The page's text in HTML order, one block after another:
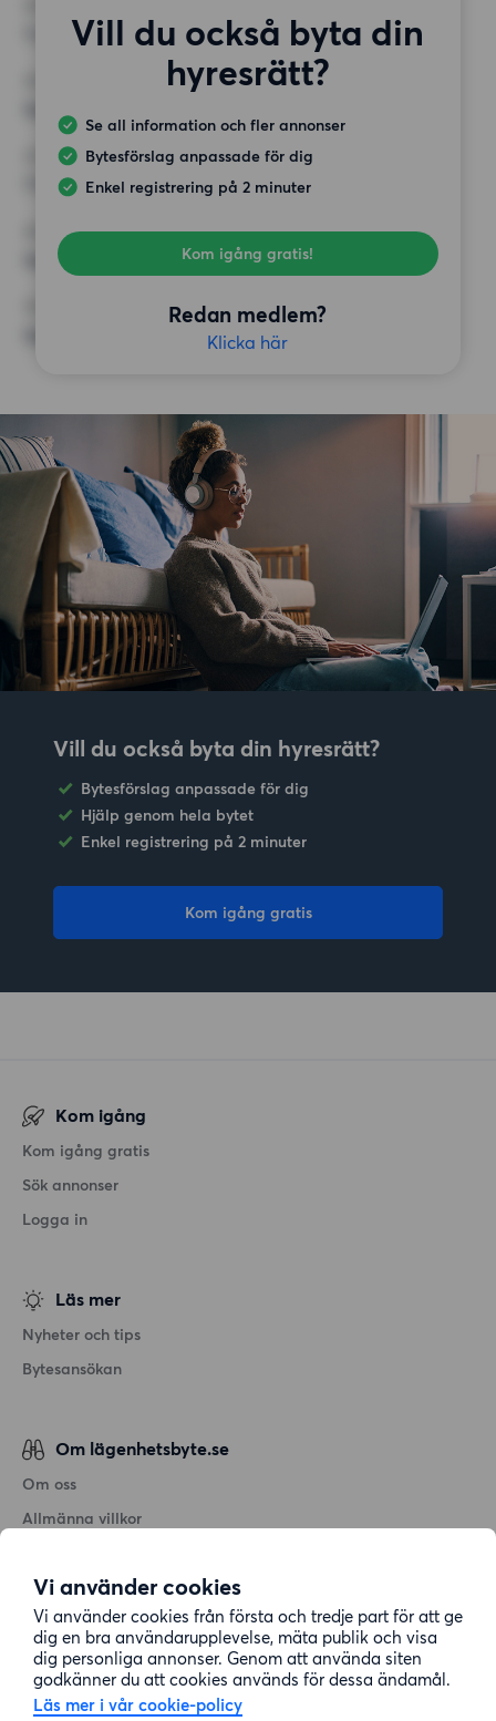
Vi använder cookies
Vi använder cookies från första och tredje part för att ge
dig en bra användarupplevelse, mäta publik och visa
dig personliga annonser. Genom att använda siten
godkänner du att cookies används för dessa ändamål.
Läs mer i vår cookie-policy
Vill du också byta din
hyresrätt?
Se all information och fler annonser
Bytesförslag anpassade för dig
Enkel registrering på 2 minuter
Kom igång gratis!
Redan medlem?
Klicka här
MINST ANTAL KVADRATMETER
HÖGSTA HYRA
7 000 kr
Inga speciella krav
ÖVRIGA PREFERENSER
Inga speciella preferenser
Vill du också byta din hyresrätt?
Bytesförslag anpassade för dig
Hjälp genom hela bytet
Enkel registrering på 2 minuter
Kom igång gratis
Kom igång
Kom igång gratis
Sök annonser
Logga in
Läs mer
Nyheter och tips
Bytesansökan
Om lägenhetsbyte.se
Om oss
Allmänna villkor
Cookiepolicy
Sitemap
Kundtjänst